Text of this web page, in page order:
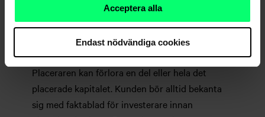
Acceptera alla
Endast nödvändiga cookies
historiska avkastningen är ingen garanti för
framtida utveckling. Tidigare resultat ska inte
tolkas som en prognos om framtida avkastning.
Placeringarnas värde kan stiga eller sjunka.
Placeraren kan förlora en del eller hela det
placerade kapitalet. Kunden bör alltid bekanta
sig med faktablad för investerare innan